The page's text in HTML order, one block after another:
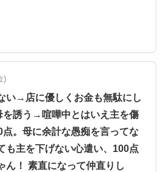
)
い→店に優しくお金も無駄にし
を誘う→喧嘩中とはいえ主を傷
。母に余計な愚痴を言ってな
も主を下げない心遣い、100点
ん！ 素直になって仲直りし